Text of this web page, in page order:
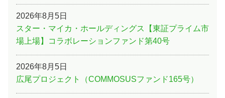
2026年8月5日
スター・マイカ・ホールディングス【東証プライム市
場上場】コラボレーションファンド第40号
2026年8月5日
広尾プロジェクト（COMMOSUSファンド165号）